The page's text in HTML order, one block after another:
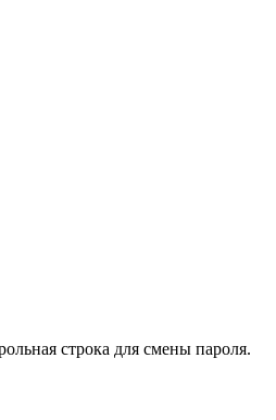
строка для смены пароля.